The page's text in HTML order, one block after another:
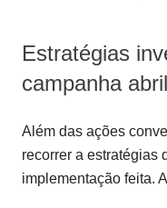
Estratégias
campanha
Além das ações
recorrer a estratégias
implementação feita.